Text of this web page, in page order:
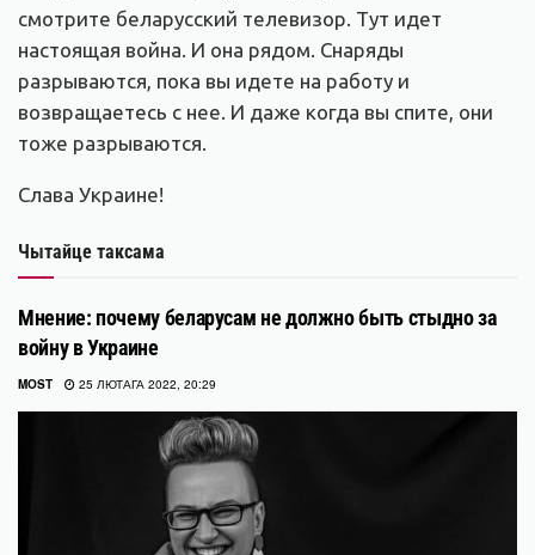
смотрите беларусский телевизор. Тут идет
настоящая война. И она рядом. Снаряды
разрываются, пока вы идете на работу и
возвращаетесь с нее. И даже когда вы спите, они
тоже разрываются.
Слава Украине!
Чытайце таксама
Мнение: почему беларусам не должно быть стыдно за
войну в Украине
MOST 25 ЛЮТАГА 2022, 20:29